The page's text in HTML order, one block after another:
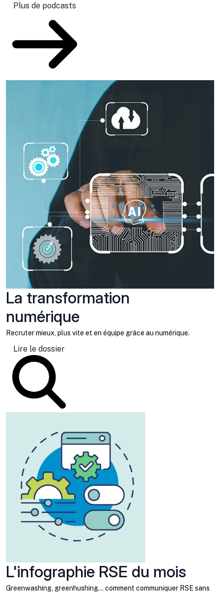
Plus de podcasts
La transformation
numérique
Recruter mieux, plus vite et en équipe grâce au numérique.
Lire le dossier
L'infographie RSE du mois
Greenwashing, greenhushing… comment communiquer RSE sans